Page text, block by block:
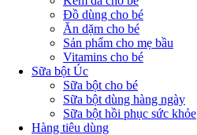
Đồ dùng cho bé
Ăn dặm cho bé
Sản phẩm cho mẹ bầu
Vitamins cho bé
Sữa bột Úc
Sữa bột cho bé
Sữa bột dùng hàng ngày
Sữa bột hồi phục sức khỏe
Hàng tiêu dùng